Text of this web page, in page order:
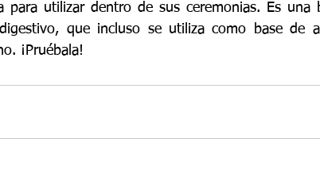
para utilizar dentro de sus ceremonias. Es una
que incluso se utiliza como base de
¡Pruébala!